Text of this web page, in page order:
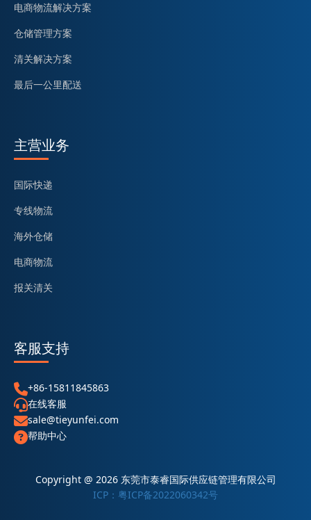
电商物流解决方案
仓储管理方案
清关解决方案
最后一公里配送
主营业务
国际快递
专线物流
海外仓储
电商物流
报关清关
客服支持
+86-15811845863
在线客服
sale@tieyunfei.com
帮助中心
Copyright @ 2026 东莞市泰睿国际供应链管理有限公司
ICP：粤ICP备2022060342号